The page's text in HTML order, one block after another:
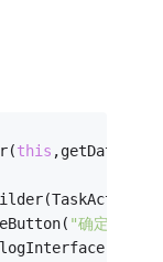
this
"确定"